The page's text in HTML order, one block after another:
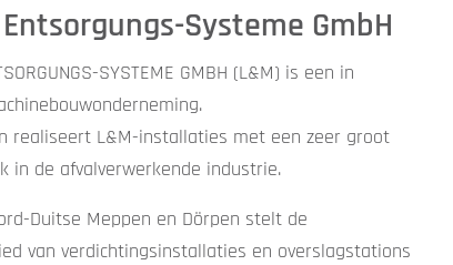
Systeme GmbH
SYSTEME GMBH (L&M) is een in
realiseert L&M-installaties met een zeer groot
in de afvalverwerkende industrie.
Duitse Meppen en Dörpen stelt de
van verdichtingsinstallaties en overslagstations